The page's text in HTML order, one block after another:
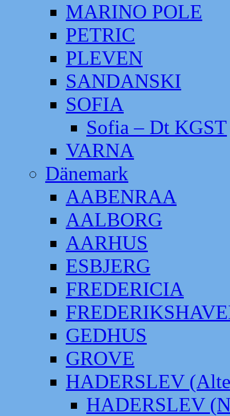
MARINO POLE
PETRIC
PLEVEN
SANDANSKI
SOFIA
Sofia – Dt KGST
VARNA
Dänemark
AABENRAA
AALBORG
AARHUS
ESBJERG
FREDERICIA
GEDHUS
GROVE
HADERSLEV
HADERSLEV